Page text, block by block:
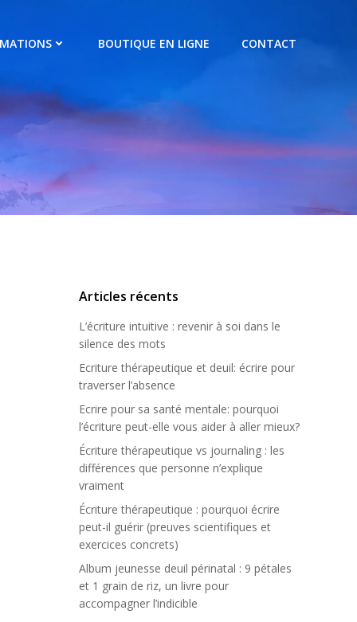
BOUTIQUE EN LIGNE CONTACT
Articles récents
L’écriture intuitive : revenir à soi dans le
silence des mots
Ecriture thérapeutique et deuil: écrire pour
traverser l’absence
Ecrire pour sa santé mentale: pourquoi
l’écriture peut-elle vous aider à aller mieux?
Écriture thérapeutique vs journaling : les
différences que personne n’explique
vraiment
Écriture thérapeutique : pourquoi écrire
peut-il guérir (preuves scientifiques et
exercices concrets)
Album jeunesse deuil périnatal : 9 pétales
et 1 grain de riz, un livre pour
accompagner l’indicible